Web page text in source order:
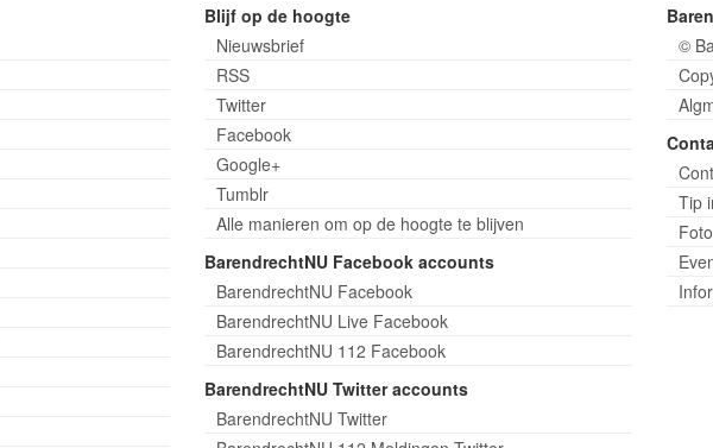
Blijf op de hoogte
Nieuwsbrief
RSS
Twitter
Facebook
Google+
Tumblr
Alle manieren om op de hoogte te blijven
BarendrechtNU Facebook accounts
BarendrechtNU Facebook
BarendrechtNU Live Facebook
BarendrechtNU 112 Facebook
BarendrechtNU Twitter accounts
BarendrechtNU Twitter
©
Tip